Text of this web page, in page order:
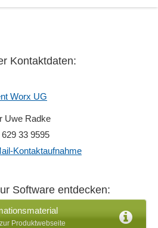
Kontaktdaten:
Worx UG
Uwe Radke
33 9595
Kontaktaufnahme
Software entdecken:
Produktwebseite